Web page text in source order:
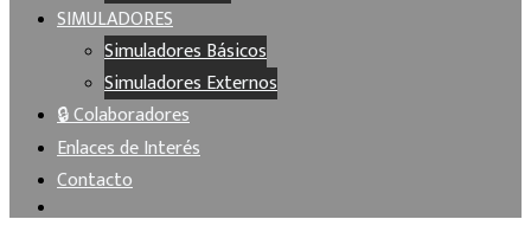
SIMULADORES
Simuladores Básicos
Simuladores Externos
🔒 Colaboradores
Enlaces de Interés
Contacto